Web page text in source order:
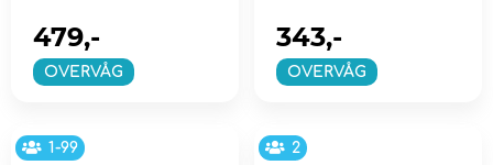
OVERVÅG
479,-
OVERVÅG
343,-
1-99 2